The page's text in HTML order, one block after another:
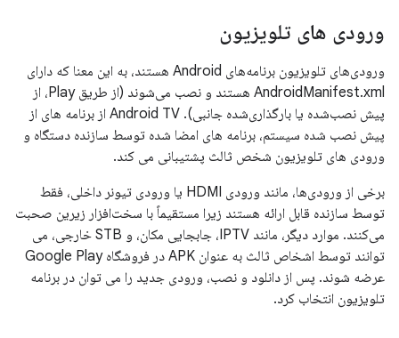
ورودی های تلویزیون
ورودی‌های تلویزیون برنامه‌های Android هستند، به این معنا که دارای
AndroidManifest.xml هستند و نصب می‌شوند (از طریق Play، از
پیش نصب‌شده یا بارگذاری‌شده جانبی). Android TV از برنامه های از
پیش نصب شده سیستم، برنامه های امضا شده توسط سازنده دستگاه و
ورودی های تلویزیون شخص ثالث پشتیبانی می کند.
برخی از ورودی‌ها، مانند ورودی HDMI یا ورودی تیونر داخلی، فقط
توسط سازنده قابل ارائه هستند زیرا مستقیماً با سخت‌افزار زیرین صحبت
می‌کنند. موارد دیگر، مانند IPTV، جابجایی مکان، و STB خارجی، می
توانند توسط اشخاص ثالث به عنوان APK در فروشگاه Google Play
عرضه شوند. پس از دانلود و نصب، ورودی جدید را می توان در برنامه
تلویزیون انتخاب کرد.